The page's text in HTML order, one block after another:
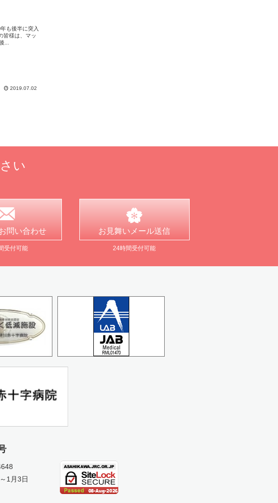
も後半に突入
皆様は、マッ
...
2019.07.02
い
問い合わせ
受付可能
お見舞い メール送信
24時間受付可能
1月3日